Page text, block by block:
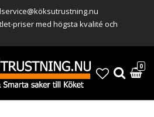
priser med högsta kvalité och
0